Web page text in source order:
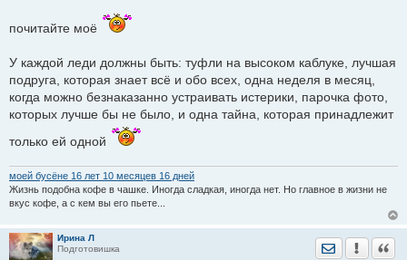
б
н
и
е
почитайте моё
У каждой леди должны быть: туфли на высоком каблуке, лучшая
подруга, которая знает всё и обо всех, одна неделя в месяц,
когда можно безнаказанно устраивать истерики, парочка фото,
которых лучше бы не было, и одна тайна, которая принадлежит
только ей одной
моей бусёне 16 лет 10 месяцев 16 дней
Жизнь подобна кофе в чашке. Иногда сладкая, иногда нет. Но главное в жизни не
вкус кофе, а с кем вы его пьете...
Ирина Л
Подготовишка
Отправить